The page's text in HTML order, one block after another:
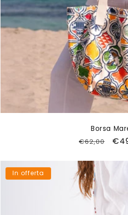
Borsa
Prezzo
listino
€62,00
In offerta